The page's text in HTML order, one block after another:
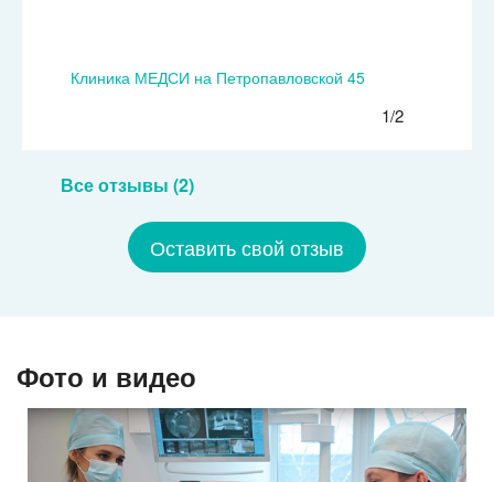
Клиника МЕДСИ на Петропавловской 45
1/2
Все отзывы (2)
Оставить свой отзыв
Фото и видео